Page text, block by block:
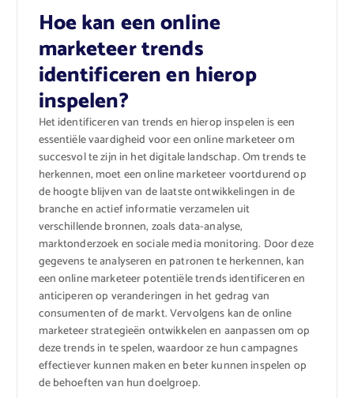
Hoe kan een online
marketeer trends
identificeren en hierop
inspelen?
Het identificeren van trends en hierop inspelen is een
essentiële vaardigheid voor een online marketeer om
succesvol te zijn in het digitale landschap. Om trends te
herkennen, moet een online marketeer voortdurend op
de hoogte blijven van de laatste ontwikkelingen in de
branche en actief informatie verzamelen uit
verschillende bronnen, zoals data-analyse,
marktonderzoek en sociale media monitoring. Door deze
gegevens te analyseren en patronen te herkennen, kan
een online marketeer potentiële trends identificeren en
anticiperen op veranderingen in het gedrag van
consumenten of de markt. Vervolgens kan de online
marketeer strategieën ontwikkelen en aanpassen om op
deze trends in te spelen, waardoor ze hun campagnes
effectiever kunnen maken en beter kunnen inspelen op
de behoeften van hun doelgroep.